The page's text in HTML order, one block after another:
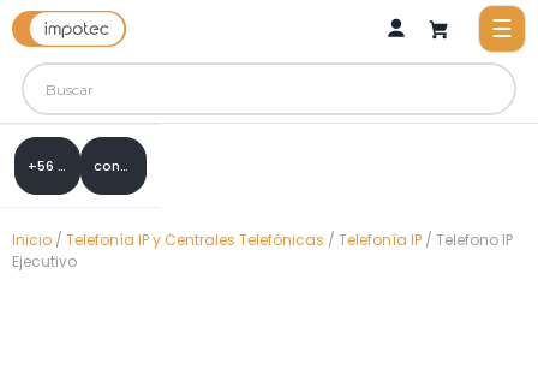
+56 9 8288 0307 contacto@impotec.cl
Inicio / Telefonía IP y Centrales Telefónicas / Telefonía IP / Telefono IP
Ejecutivo